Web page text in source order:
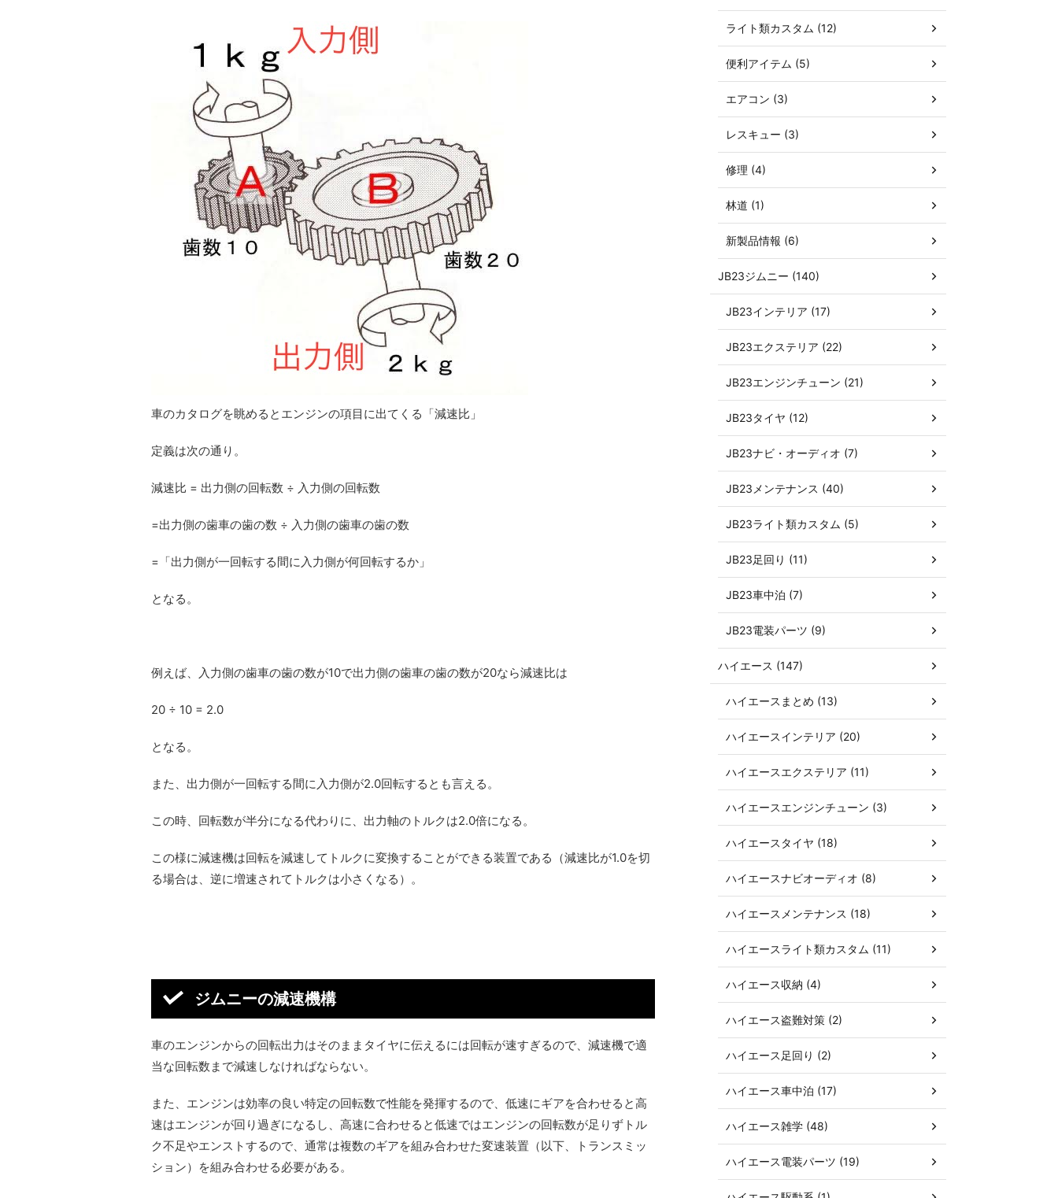
車のカタログを眺めるとエンジンの項目に出てくる「減速比」
定義は次の通り。
減速比 = 出力側の回転数 ÷ 入力側の回転数
=出力側の歯車の歯の数 ÷ 入力側の歯車の歯の数
=「出力側が一回転する間に入力側が何回転するか」
となる。
例えば、入力側の歯車の歯の数が10で出力側の歯車の歯の数が20なら減速比は
20 ÷ 10 = 2.0
となる。
また、出力側が一回転する間に入力側が2.0回転するとも言える。
この時、回転数が半分になる代わりに、出力軸のトルクは2.0倍になる。
この様に減速機は回転を減速してトルクに変換することができる装置である（減速比が1.0を切
る場合は、逆に増速されてトルクは小さくなる）。
ジムニーの減速機構
車のエンジンからの回転出力はそのままタイヤに伝えるには回転が速すぎるので、減速機で適
当な回転数まで減速しなければならない。
また、エンジンは効率の良い特定の回転数で性能を発揮するので、低速にギアを合わせると高
速はエンジンが回り過ぎになるし、高速に合わせると低速ではエンジンの回転数が足りずトル
ク不足やエンストするので、通常は複数のギアを組み合わせた変速装置（以下、トランスミッ
ション）を組み合わせる必要がある。
ライト類カスタム (12)
便利アイテム (5)
エアコン (3)
レスキュー (3)
修理 (4)
林道 (1)
新製品情報 (6)
JB23ジムニー (140)
JB23インテリア (17)
JB23エクステリア (22)
JB23エンジンチューン (21)
JB23タイヤ (12)
JB23ナビ・オーディオ (7)
JB23メンテナンス (40)
JB23ライト類カスタム (5)
JB23足回り (11)
JB23車中泊 (7)
JB23電装パーツ (9)
ハイエース (147)
ハイエースまとめ (13)
ハイエースインテリア (20)
ハイエースエクステリア (11)
ハイエースエンジンチューン (3)
ハイエースタイヤ (18)
ハイエースナビオーディオ (8)
ハイエースメンテナンス (18)
ハイエースライト類カスタム (11)
ハイエース収納 (4)
ハイエース盗難対策 (2)
ハイエース足回り (2)
ハイエース車中泊 (17)
ハイエース雑学 (48)
ハイエース電装パーツ (19)